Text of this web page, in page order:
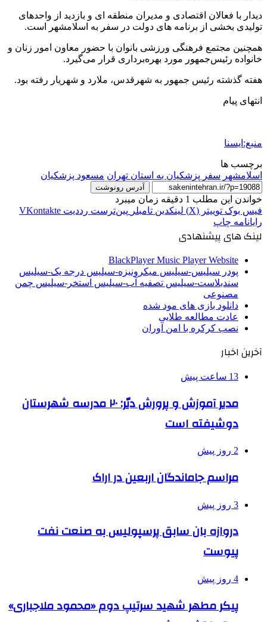
دیدار با فعالان اقتصادی و مدیران منطقه ای و بازدید از واحدهای
تولیدی بخشی از برنامه های دولت در سفر به اسلامشهر است.
همچنین مجتمع فرهنگی ورزشی بانوان با حضور معاون امور زنان و
خانواده رئیس‌جمهور مورد بهره‌برداری قرار می‌گیرد.
هفته گذشته رئیس جمهور به شهرقدس، ملارد و شهریار رفته بود.
انتهای پیام
منبع:ایسنا
برچسب ها
اسلامشهر سفر پزشکیان به استان تهران مسعود پزشکیان
آدرس رونوشت
خواندن این مطلب 1 دقیقه زمان میبرد
فیس بوک توییتر (X) لینکدین ‫تامبلر ‫پین‌ترست ‫رددیت ‫VKontakte
رایانامه چاپ
لینک های پیشنهادی
BlackPlayer Music Player Website
پودر سیلیس-سیلیس میکرونیزه-سیلیس درجه یک-سیلیس
سندبلاست-سیلیس تصفیه آب-سیلیس استخر-سیلیس چمن
مصنوعی
دانلود بازی های مود شده
عادت مطالعه طلایی
نصب کرکره با امن آوران
آخرین اخبار
13 ساعت پیش
مدیر آموزش و پرورش دیّر: ۲۰ مدرسه شهرستان
دوشیفته است
2 روز پیش
مراسم جاماندگان اربعین در اراک
3 روز پیش
دروازه بان سابق پرسپولیس به صنعت نفت
پیوست
4 روز پیش
پیکر مطهر شهید سرتیپ دوم «محمود ملاجباری»